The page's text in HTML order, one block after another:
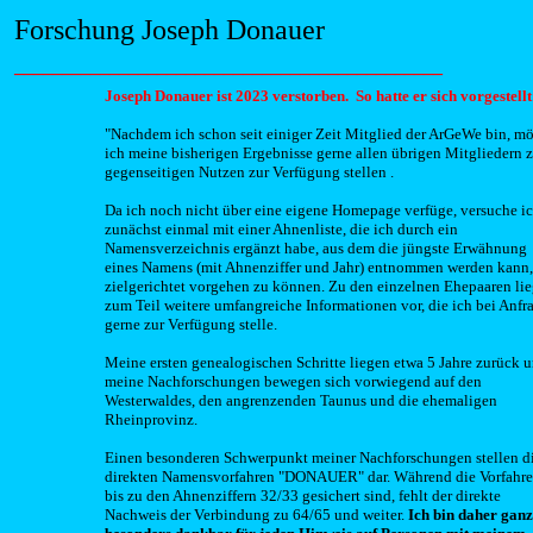
Forschung Joseph Donauer
Joseph Donauer ist 2023 verstorben. So hatte er sich
"Nachdem ich schon seit einiger Zeit Mitglied der ArGeWe bin,
ich meine bisherigen Ergebnisse gerne allen übrigen Mitgliedern
gegenseitigen Nutzen zur Verfügung stellen .
Da ich noch nicht über eine eigene Homepage verfüge, versuche
zunächst einmal mit einer Ahnenliste, die ich durch ein
Namensverzeichnis ergänzt habe, aus dem die jüngste Erwähnung
eines Namens (mit Ahnenziffer und Jahr) entnommen werden
zielgerichtet vorgehen zu können. Zu den einzelnen Ehepaaren
zum Teil weitere umfangreiche Informationen vor, die ich bei
gerne zur Verfügung stelle.
Meine ersten genealogischen Schritte liegen etwa 5 Jahre zurück
meine Nachforschungen bewegen sich vorwiegend auf den
Westerwaldes, den angrenzenden Taunus und die ehemaligen
Rheinprovinz.
Einen besonderen Schwerpunkt meiner Nachforschungen stellen
direkten Namensvorfahren "DONAUER" dar. Während die
bis zu den Ahnenziffern 32/33 gesichert sind, fehlt der direkte
Nachweis der Verbindung zu 64/65 und weiter. Ich bin daher ganz